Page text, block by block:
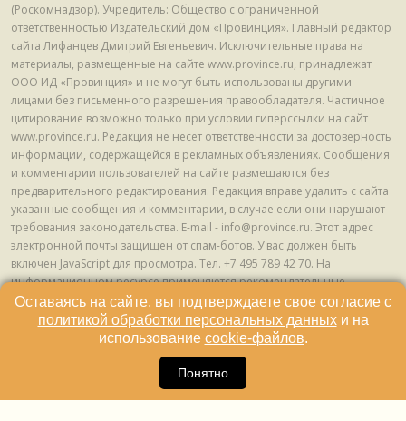
(Роскомнадзор). Учредитель: Общество с ограниченной
ответственностью Издательский дом «Провинция». Главный редактор
сайта Лифанцев Дмитрий Евгеньевич. Исключительные права на
материалы, размещенные на сайте www.province.ru, принадлежат
ООО ИД «Провинция» и не могут быть использованы другими
лицами без письменного разрешения правообладателя. Частичное
цитирование возможно только при условии гиперссылки на сайт
www.province.ru. Редакция не несет ответственности за достоверность
информации, содержащейся в рекламных объявлениях. Сообщения
и комментарии пользователей на сайте размещаются без
предварительного редактирования. Редакция вправе удалить с сайта
указанные сообщения и комментарии, в случае если они нарушают
требования законодательства. E-mail - info@province.ru. Этот адрес
электронной почты защищен от спам-ботов. У вас должен быть
включен JavaScript для просмотра. Tел. +7 495 789 42 70. На
информационном ресурсе применяются рекомендательные
технологии (информационные технологии предоставления
информации на основе сбора, систематизации и анализа сведений,
относящихся к предпочтениям пользователей сети "Интернет",
находящихся на территории Российской Федерации) © ООО ИД
Оставаясь на сайте, вы подтверждаете свое согласие с
политикой обработки персональных данныхи на
использование cookie-файлов.
Понятно